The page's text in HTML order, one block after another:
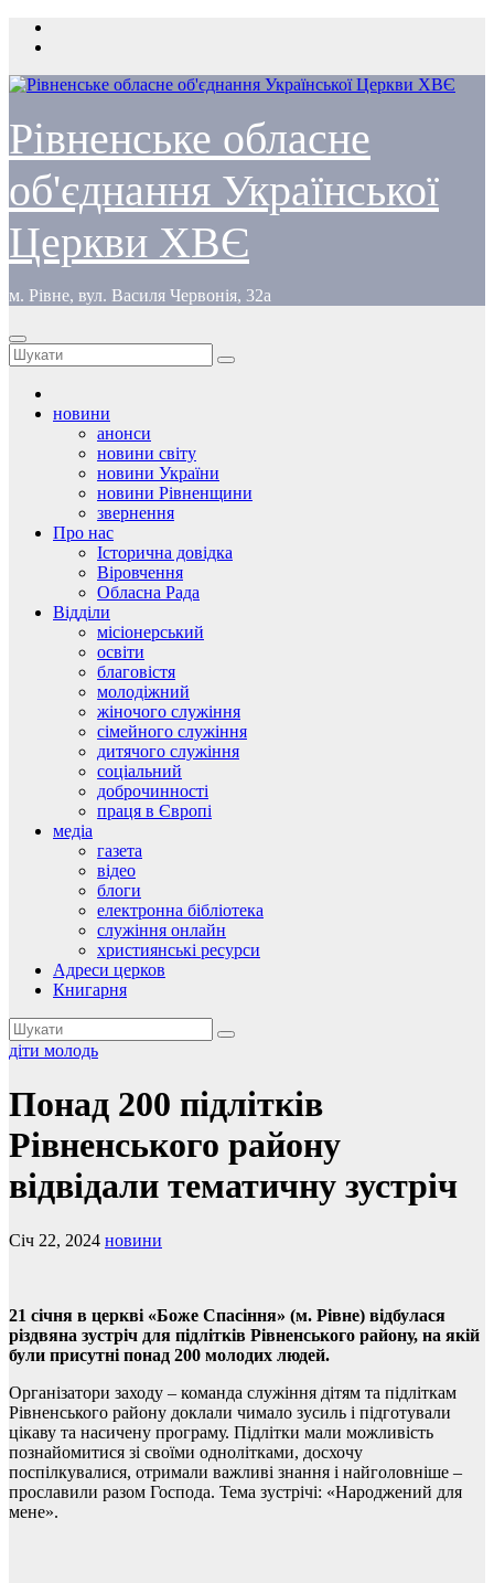
Перейти
Рівненське обласне
об'єднання Української
Церкви ХВЄ
м. Рівне, вул. Василя Червонія, 32а
новини
анонси
новини світу
новини України
новини Рівненщини
звернення
Про нас
Історична довідка
Віровчення
Обласна Рада
Відділи
місіонерський
освіти
благовістя
молодіжний
жіночого служіння
сімейного служіння
дитячого служіння
соціальний
доброчинності
праця в Європі
медіа
газета
відео
блоги
електронна бібліотека
служіння онлайн
християнські ресурси
Адреси церков
Книгарня
діти молодь
Понад 200 підлітків
Рівненського району
відвідали тематичну зустріч
Січ 22, 2024 новини
21 січня в церкві «Боже Спасіння» (м. Рівне) відбулася
різдвяна зустріч для підлітків Рівненського району, на якій
були присутні понад 200 молодих людей.
Організатори заходу – команда служіння дітям та підліткам
Рівненського району доклали чимало зусиль і підготували
цікаву та насичену програму. Підлітки мали можливість
познайомитися зі своїми однолітками, досхочу
поспілкувалися, отримали важливі знання і найголовніше –
прославили разом Господа. Тема зустрічі: «Народжений для
мене».